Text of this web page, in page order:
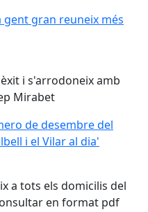
gran reuneix més 280
gran reuneix més
i s'arrodoneix amb
Mirabet
de desembre del
de desembre del
i el Vilar al dia'
a tots els domicilis del
en format pdf